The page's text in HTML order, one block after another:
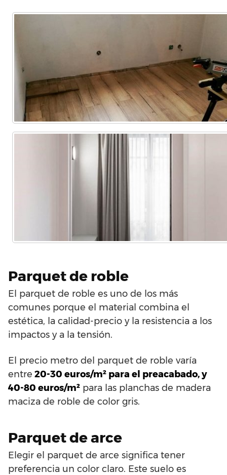
Parquet de roble
El parquet de roble es uno de los más
comunes porque el material combina el
estética, la calidad-precio y la resistencia a los
impactos y a la tensión.
El precio metro del parquet de roble varía
entre 20-30 euros/m² para el preacabado, y
40-80 euros/m² para las planchas de madera
maciza de roble de color gris.
Parquet de arce
Elegir el parquet de arce significa tener
preferencia un color claro. Este suelo es